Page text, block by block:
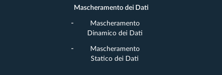
Mascheramento dei Dati
Mascheramento
Dinamico dei Dati
Mascheramento
Statico dei Dati